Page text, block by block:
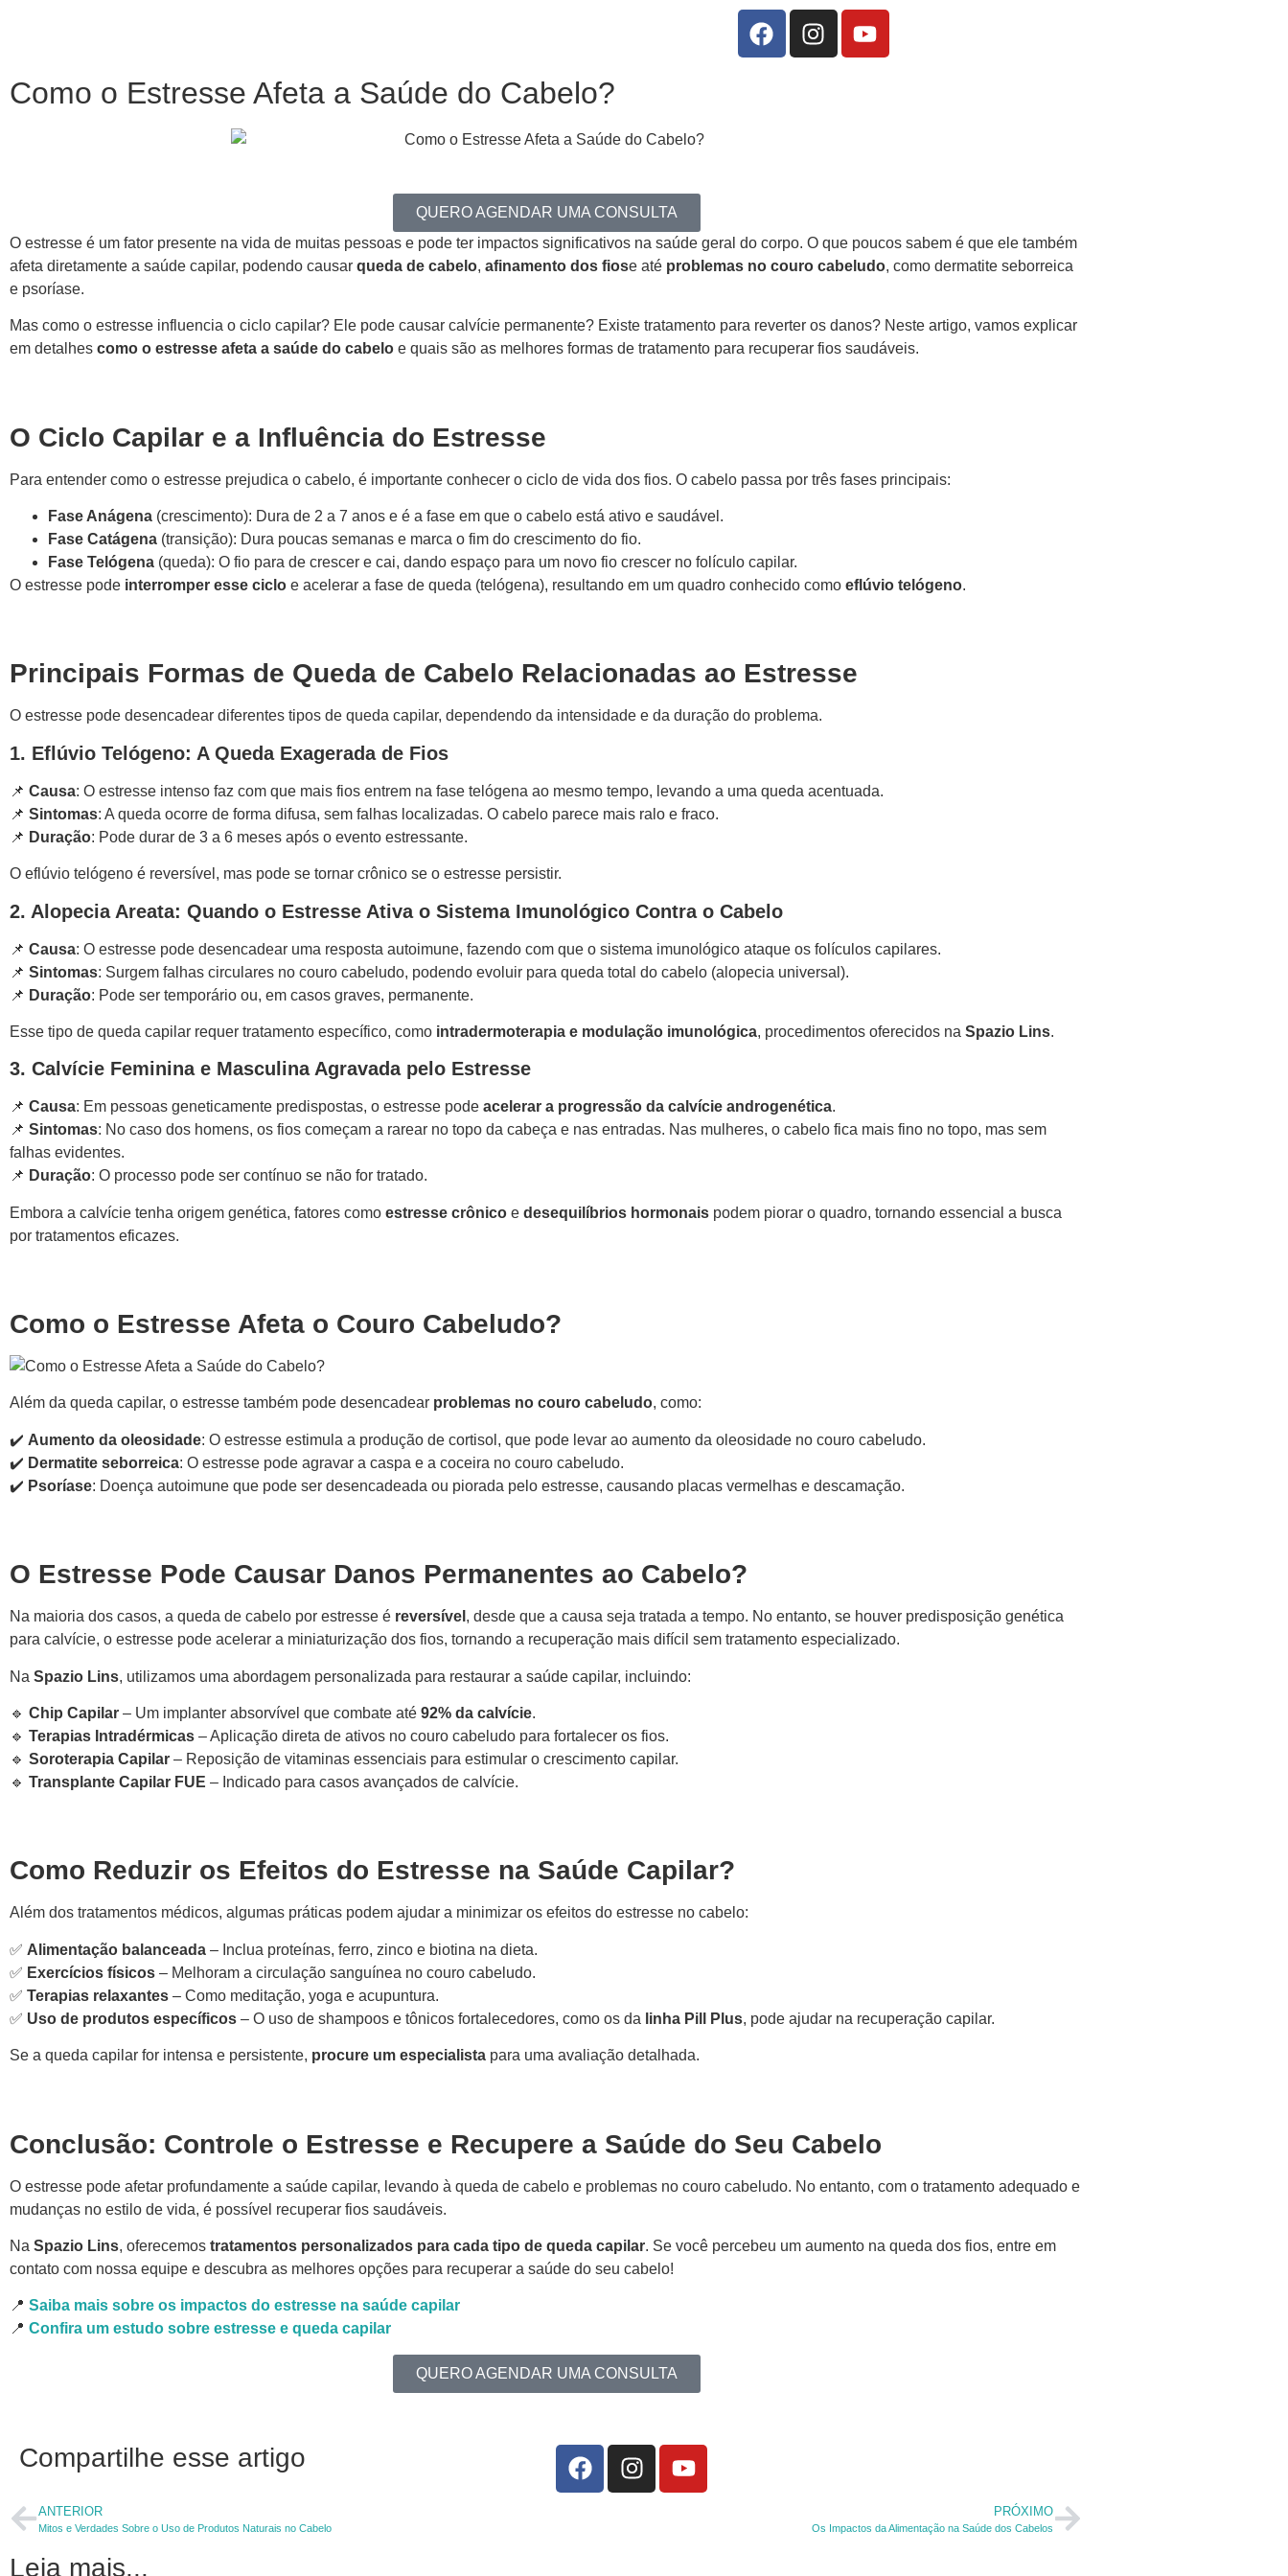
Como o Estresse Afeta a Saúde do Cabelo?
QUERO AGENDAR UMA CONSULTA
O estresse é um fator presente na vida de muitas pessoas e pode ter impactos significativos na saúde geral do corpo. O que poucos sabem é que ele também
afeta diretamente a saúde capilar, podendo causar queda de cabelo, afinamento dos fiose até problemas no couro cabeludo, como dermatite seborreica
e psoríase.
Mas como o estresse influencia o ciclo capilar? Ele pode causar calvície permanente? Existe tratamento para reverter os danos? Neste artigo, vamos explicar
em detalhes como o estresse afeta a saúde do cabelo e quais são as melhores formas de tratamento para recuperar fios saudáveis.
O Ciclo Capilar e a Influência do Estresse
Para entender como o estresse prejudica o cabelo, é importante conhecer o ciclo de vida dos fios. O cabelo passa por três fases principais:
Fase Anágena (crescimento): Dura de 2 a 7 anos e é a fase em que o cabelo está ativo e saudável.
Fase Catágena (transição): Dura poucas semanas e marca o fim do crescimento do fio.
Fase Telógena (queda): O fio para de crescer e cai, dando espaço para um novo fio crescer no folículo capilar.
O estresse pode interromper esse ciclo e acelerar a fase de queda (telógena), resultando em um quadro conhecido como eflúvio telógeno.
Principais Formas de Queda de Cabelo Relacionadas ao Estresse
O estresse pode desencadear diferentes tipos de queda capilar, dependendo da intensidade e da duração do problema.
1. Eflúvio Telógeno: A Queda Exagerada de Fios
📌 Causa: O estresse intenso faz com que mais fios entrem na fase telógena ao mesmo tempo, levando a uma queda acentuada.
📌 Sintomas: A queda ocorre de forma difusa, sem falhas localizadas. O cabelo parece mais ralo e fraco.
📌 Duração: Pode durar de 3 a 6 meses após o evento estressante.
O eflúvio telógeno é reversível, mas pode se tornar crônico se o estresse persistir.
2. Alopecia Areata: Quando o Estresse Ativa o Sistema Imunológico Contra o Cabelo
📌 Causa: O estresse pode desencadear uma resposta autoimune, fazendo com que o sistema imunológico ataque os folículos capilares.
📌 Sintomas: Surgem falhas circulares no couro cabeludo, podendo evoluir para queda total do cabelo (alopecia universal).
📌 Duração: Pode ser temporário ou, em casos graves, permanente.
Esse tipo de queda capilar requer tratamento específico, como intradermoterapia e modulação imunológica, procedimentos oferecidos na Spazio Lins.
3. Calvície Feminina e Masculina Agravada pelo Estresse
📌 Causa: Em pessoas geneticamente predispostas, o estresse pode acelerar a progressão da calvície androgenética.
📌 Sintomas: No caso dos homens, os fios começam a rarear no topo da cabeça e nas entradas. Nas mulheres, o cabelo fica mais fino no topo, mas sem
falhas evidentes.
📌 Duração: O processo pode ser contínuo se não for tratado.
Embora a calvície tenha origem genética, fatores como estresse crônico e desequilíbrios hormonais podem piorar o quadro, tornando essencial a busca
por tratamentos eficazes.
Como o Estresse Afeta o Couro Cabeludo?
Além da queda capilar, o estresse também pode desencadear problemas no couro cabeludo, como:
✔️ Aumento da oleosidade: O estresse estimula a produção de cortisol, que pode levar ao aumento da oleosidade no couro cabeludo.
✔️ Dermatite seborreica: O estresse pode agravar a caspa e a coceira no couro cabeludo.
✔️ Psoríase: Doença autoimune que pode ser desencadeada ou piorada pelo estresse, causando placas vermelhas e descamação.
O Estresse Pode Causar Danos Permanentes ao Cabelo?
Na maioria dos casos, a queda de cabelo por estresse é reversível , desde que a causa seja tratada a tempo. No entanto, se houver predisposição genética
para calvície, o estresse pode acelerar a miniaturização dos fios, tornando a recuperação mais difícil sem tratamento especializado.
Na Spazio Lins, utilizamos uma abordagem personalizada para restaurar a saúde capilar, incluindo:
🔹 Chip Capilar – Um implanter absorvível que combate até 92% da calvície.
🔹 Terapias Intradérmicas – Aplicação direta de ativos no couro cabeludo para fortalecer os fios.
🔹 Soroterapia Capilar – Reposição de vitaminas essenciais para estimular o crescimento capilar.
🔹 Transplante Capilar FUE – Indicado para casos avançados de calvície.
Como Reduzir os Efeitos do Estresse na Saúde Capilar?
Além dos tratamentos médicos, algumas práticas podem ajudar a minimizar os efeitos do estresse no cabelo:
✅ Alimentação balanceada – Inclua proteínas, ferro, zinco e biotina na dieta.
✅ Exercícios físicos – Melhoram a circulação sanguínea no couro cabeludo.
✅ Terapias relaxantes – Como meditação, yoga e acupuntura.
✅ Uso de produtos específicos – O uso de shampoos e tônicos fortalecedores, como os da linha Pill Plus, pode ajudar na recuperação capilar.
Se a queda capilar for intensa e persistente, procure um especialista para uma avaliação detalhada.
Conclusão: Controle o Estresse e Recupere a Saúde do Seu Cabelo
O estresse pode afetar profundamente a saúde capilar, levando à queda de cabelo e problemas no couro cabeludo. No entanto, com o tratamento adequado e
mudanças no estilo de vida, é possível recuperar fios saudáveis.
Na Spazio Lins, oferecemos tratamentos personalizados para cada tipo de queda capilar. Se você percebeu um aumento na queda dos fios, entre em
contato com nossa equipe e descubra as melhores opções para recuperar a saúde do seu cabelo!
📍 Saiba mais sobre os impactos do estresse na saúde capilar
📍 Confira um estudo sobre estresse e queda capilar
QUERO AGENDAR UMA CONSULTA
Compartilhe esse artigo
ANTERIOR
Mitos e Verdades Sobre o Uso de Produtos Naturais no Cabelo
PRÓXIMO
Os Impactos da Alimentação na Saúde dos Cabelos
Leia mais...